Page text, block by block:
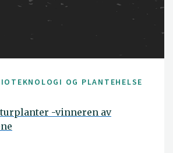
OG PLANTEHELSE
-vinneren av